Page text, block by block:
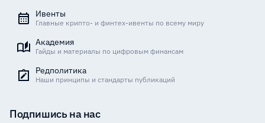
Ивенты
Главные крипто- и финтех-ивенты по всему миру
Академия
Гайды и материалы по цифровым финансам
Редполитика
Наши принципы и стандарты публикаций
Подпишись на нас